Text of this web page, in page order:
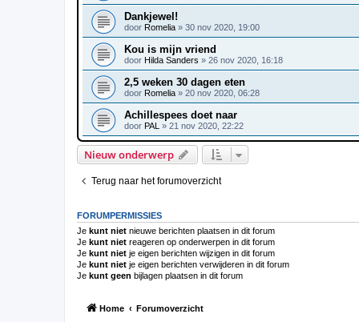
Dankjewel!
door Romelia » 30 nov 2020, 19:00
Kou is mijn vriend
door Hilda Sanders » 26 nov 2020, 16:18
2,5 weken 30 dagen eten
door Romelia » 20 nov 2020, 06:28
Achillespees doet naar
door PAL » 21 nov 2020, 22:22
Nieuw onderwerp
Terug naar het forumoverzicht
FORUMPERMISSIES
Je kunt niet nieuwe berichten plaatsen in dit forum
Je kunt niet reageren op onderwerpen in dit forum
Je kunt niet je eigen berichten wijzigen in dit forum
Je kunt niet je eigen berichten verwijderen in dit forum
Je kunt geen bijlagen plaatsen in dit forum
Home Forumoverzicht